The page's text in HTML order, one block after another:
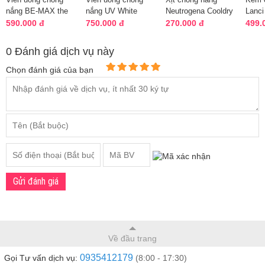
nắng BE-MAX the
SUN For Pro chuẩn
590.000 đ
nắng UV White
Pure Nhật Bản gói
750.000 đ
Neutrogena Cooldry
Sport của Mỹ chai
270.000 đ
0 Đánh giá dịch vụ này
Chọn đánh giá của bạn
Gửi đánh giá
Về đầu trang
Gọi Tư vấn dịch vụ: 0935412179 (8:00 - 17:30)